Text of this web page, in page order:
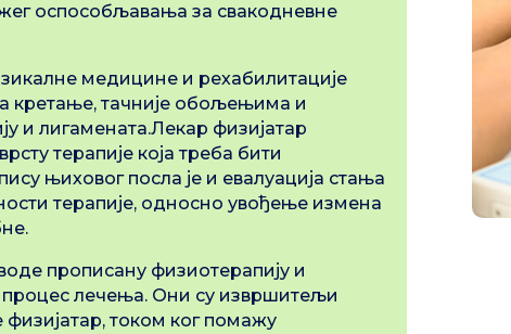
оспособљавања за свакодневне
медицине и рехабилитације
кретање, тачније обољењима и
и лигамената.Лекар физијатар
терапије која треба бити
њиховог посла је и евалуација стања
терапије, односно увођење измена
прописану физиотерапију и
процес лечења. Они су извршитељи
физијатар, током ког помажу